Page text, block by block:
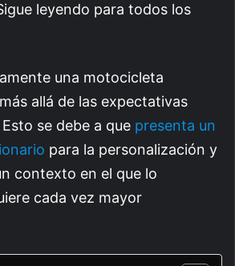
leyendo para todos los
una motocicleta
allá de las expectativas
se debe a que presenta un
para la personalización y
contexto en el que lo
cada vez mayor